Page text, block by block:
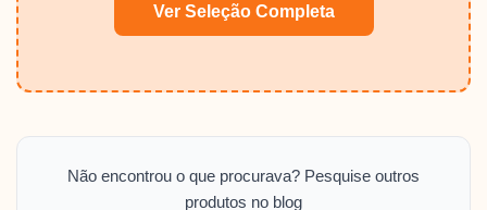
Ver Seleção Completa
Não encontrou o que procurava? Pesquise outros
produtos no blog